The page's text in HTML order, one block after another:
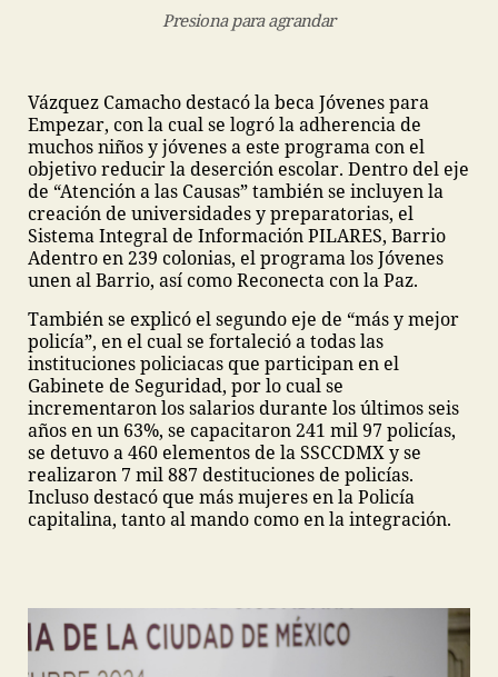
Presiona para agrandar
Vázquez Camacho destacó la beca Jóvenes para
Empezar, con la cual se logró la adherencia de
muchos niños y jóvenes a este programa con el
objetivo reducir la deserción escolar. Dentro del eje
de “Atención a las Causas” también se incluyen la
creación de universidades y preparatorias, el
Sistema Integral de Información PILARES, Barrio
Adentro en 239 colonias, el programa los Jóvenes
unen al Barrio, así como Reconecta con la Paz.
También se explicó el segundo eje de “más y mejor
policía”, en el cual se fortaleció a todas las
instituciones policiacas que participan en el
Gabinete de Seguridad, por lo cual se
incrementaron los salarios durante los últimos seis
años en un 63%, se capacitaron 241 mil 97 policías,
se detuvo a 460 elementos de la SSCCDMX y se
realizaron 7 mil 887 destituciones de policías.
Incluso destacó que más mujeres en la Policía
capitalina, tanto al mando como en la integración.